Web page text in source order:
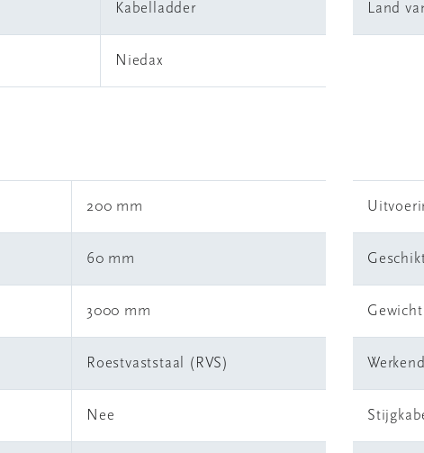
Kabelladder
Niedax
Land
200 mm
60 mm
3000 mm
Roestvaststaal (RVS)
Nee
Gewicht